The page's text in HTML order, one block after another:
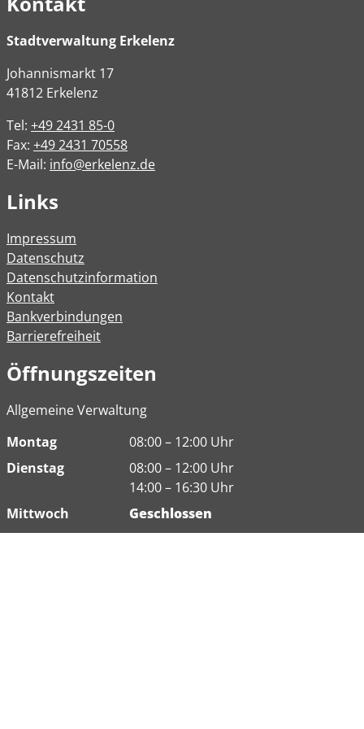
Stadtverwaltung Erkelenz
Johannismarkt 17
41812 Erkelenz
Tel: +49 2431 85-0
Fax: +49 2431 70558
E-Mail: info@erkelenz.de
Links
Impressum
Datenschutz
Datenschutzinformation
Kontakt
Bankverbindungen
Barrierefreiheit
Öffnungszeiten
Allgemeine Verwaltung
Montag
08:00 – 12:00 Uhr
Dienstag
08:00 – 12:00 Uhr
14:00 – 16:30 Uhr
Mittwoch
Geschlossen